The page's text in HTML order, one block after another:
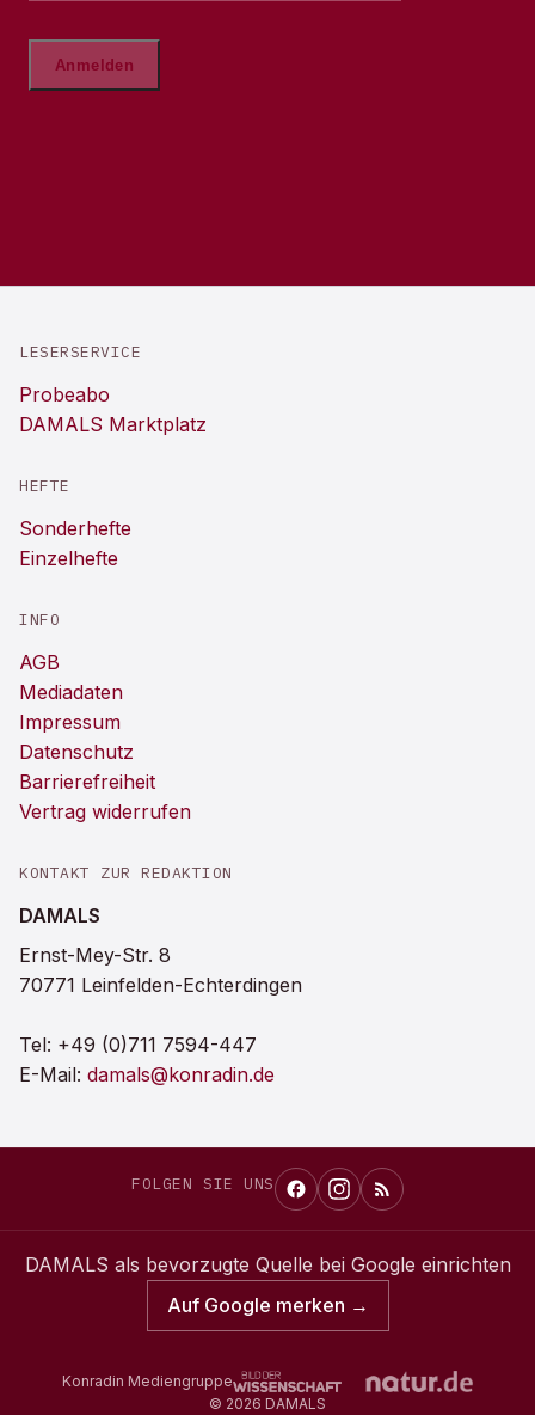
LESERSERVICE
Probeabo
DAMALS Marktplatz
HEFTE
Sonderhefte
Einzelhefte
INFO
AGB
Mediadaten
Impressum
Datenschutz
Barrierefreiheit
Vertrag widerrufen
KONTAKT ZUR REDAKTION
DAMALS
Ernst-Mey-Str. 8
70771 Leinfelden-Echterdingen
Tel: +49 (0)711 7594-447
E-Mail: damals@konradin.de
FOLGEN SIE UNS
DAMALS als bevorzugte Quelle bei Google einrichten
Auf Google merken →
Konradin Mediengruppe
© 2026 DAMALS